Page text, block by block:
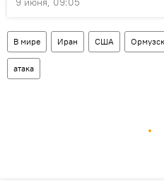
В мире Иран США
атака